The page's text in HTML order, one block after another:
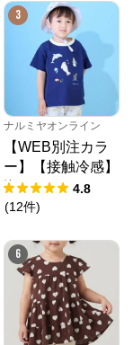
3
ナルミヤオンライン
【WEB別注カラ
ー】【接触冷感】
海のいきものアッ
プリケ半袖Tシャ
4.8
(12件)
6